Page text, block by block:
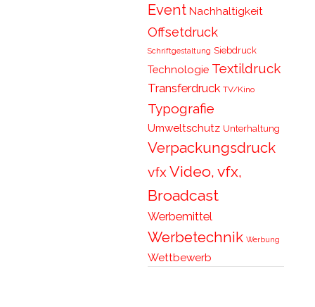
Event Nachhaltigkeit
Offsetdruck
Schriftgestaltung Siebdruck
Technologie Textildruck
Transferdruck TV/Kino
Typografie
Umweltschutz Unterhaltung
Verpackungsdruck
vfxVideo, vfx,
Broadcast
Werbemittel
Werbetechnik Werbung
Wettbewerb